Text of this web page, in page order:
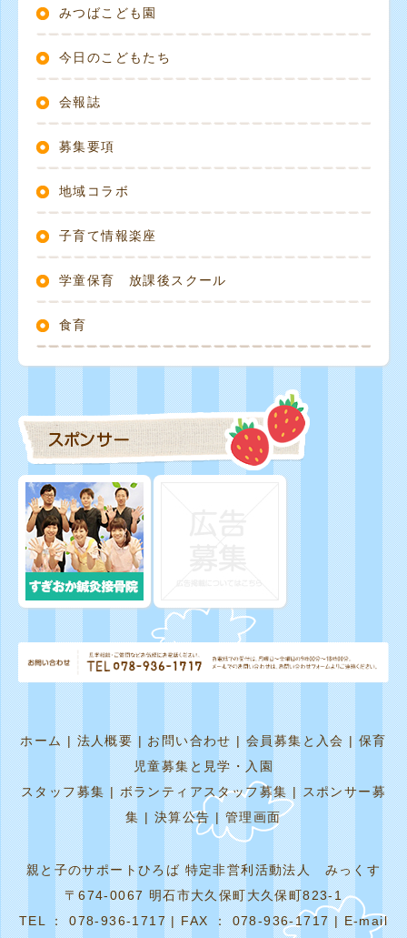
みつばこども園
今日のこどもたち
会報誌
募集要項
地域コラボ
子育て情報楽座
学童保育 放課後スクール
食育
ホーム|法人概要| お問い合わせ|会員募集と入会|保育
児童募集と見学・入園
スタッフ募集 |ボランティアスタッフ募集|スポンサー募
集 |決算公告 |管理画面
親と子のサポートひろば 特定非営利活動法人 みっくす
〒674-0067 明石市大久保町大久保町823-1
TEL ： 078-936-1717 | FAX ： 078-936-1717 | E-mail